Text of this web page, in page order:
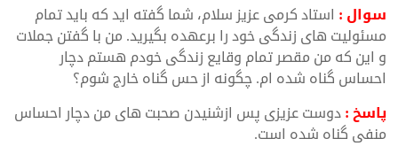
سوال : استاد کرمی عزیز سلام، شما گفته اید که باید تمام
مسئولیت های زندگی خود را برعهده بگیرید. من با گفتن جملات
و این که من مقصر تمام وقایع زندگی خودم هستم دچار
احساس گناه شده ام. چگونه از حس گناه خارج شوم؟
پاسخ :دوست عزیزی پس ازشنیدن صحبت های من دچار احساس
منفی گناه شده است.